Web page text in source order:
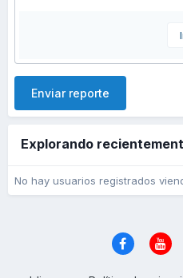
Enviar reporte
Explorando
No hay usuarios registrados